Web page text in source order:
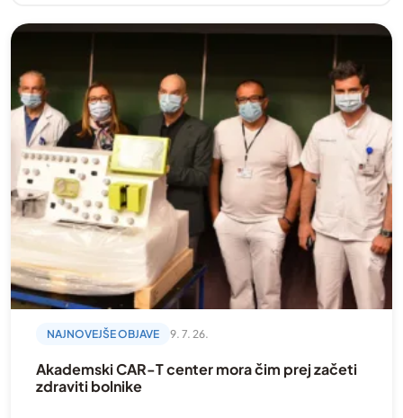
dogodki
Donacija
Fizioterapija
Gibanje
Hodgkinov limfom
Kampanija
Kronična limfocitna levkemija
Kronična mieloična levkemija
Mieloproliferativne novotvorbe
NAJNOVEJŠE OBJAVE 9. 7. 26.
Akademski CAR-T center mora čim prej začeti
zdraviti bolnike